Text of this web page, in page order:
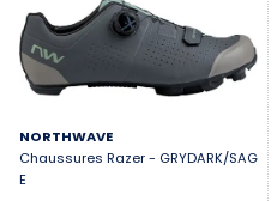
NORTHWAVE
Chaussures Razer - GRYDARK/SAG
E